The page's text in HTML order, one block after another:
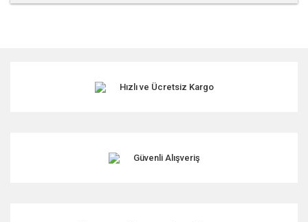
Ürün resmi kalitesiz, bozuk veya görüntülenemiyor.
Ürün fiyatı diğer sitelerden daha pahalı.
Hızlı ve Ücretsiz Kargo
Güvenli Alışveriş